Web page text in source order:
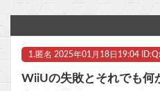
1. 匿名 2025年01月18日19:04
WiiUの失敗とそれでも何